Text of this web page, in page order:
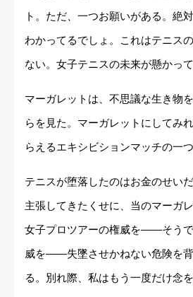
ト。ただ、一つお願いがある。絶
わかってるでしょ。これはテニス
ない。女子テニスの未来が懸かって
マーガレットは、不思議な生き物
らを見た。マーガレットにしてみ
らえるエキシビションマッチの一
テニスが堕落したのはお金のせい
主張してきたくせに、当のマーガ
女子プロツアーの権威を――そう
威を――失墜させかねない危険を
る。別れ際、私はもう一度だけ念を